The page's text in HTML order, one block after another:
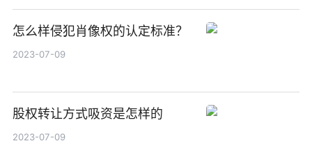
怎么样侵犯肖像权的认定标准？
2023-07-09
股权转让方式吸资是怎样的
2023-07-09